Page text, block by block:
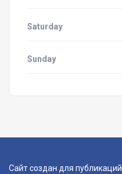
Saturday
Sunday
Сайт создан для публикаций